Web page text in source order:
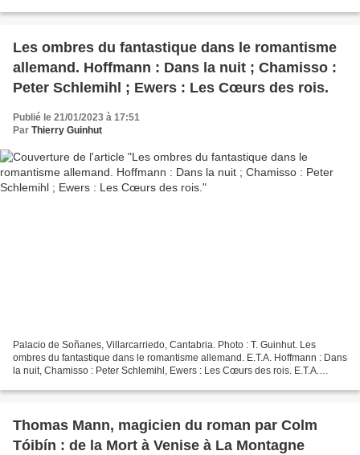
Les ombres du fantastique dans le romantisme
allemand. Hoffmann : Dans la nuit ; Chamisso :
Peter Schlemihl ; Ewers : Les Cœurs des rois.
Publié le 21/01/2023 à 17:51
Par Thierry Guinhut
Palacio de Soñanes, Villarcarriedo, Cantabria. Photo : T. Guinhut. Les
ombres du fantastique dans le romantisme allemand. E.T.A. Hoffmann : Dans
la nuit, Chamisso : Peter Schlemihl, Ewers : Les Cœurs des rois. E.T.A.
Thomas Mann, magicien du roman par Colm
Tóibín : de la Mort à Venise à La Montagne